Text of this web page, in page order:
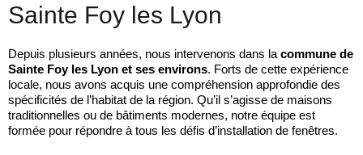
Sainte Foy les Lyon
Depuis plusieurs années, nous intervenons dans la commune de
Sainte Foy les Lyon et ses environs. Forts de cette expérience
locale, nous avons acquis une compréhension approfondie des
spécificités de l’habitat de la région. Qu’il s’agisse de maisons
traditionnelles ou de bâtiments modernes, notre équipe est
formée pour répondre à tous les défis d’installation de fenêtres.